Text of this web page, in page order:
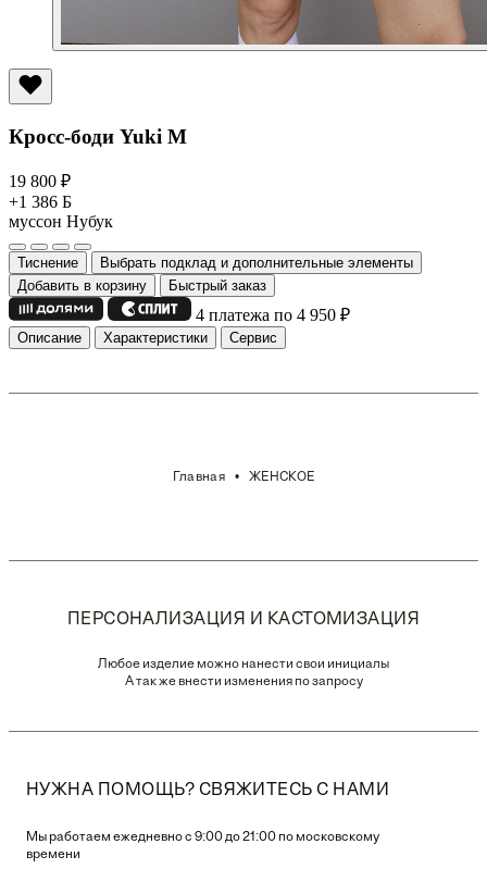
Кросс-боди Yuki M
19 800 ₽
+1 386 Б
муссон Нубук
Тиснение
Выбрать подклад и дополнительные элементы
Добавить в корзину
Быстрый заказ
4 платежа по 4 950 ₽
Описание Характеристики Сервис
Главная ЖЕНСКОЕ
ПЕРСОНАЛИЗАЦИЯ И КАСТОМИЗАЦИЯ
Любое изделие можно нанести свои инициалы
А так же внести изменения по запросу
НУЖНА ПОМОЩЬ? СВЯЖИТЕСЬ С НАМИ
Мы работаем ежедневно с 9:00 до 21:00 по московскому
времени